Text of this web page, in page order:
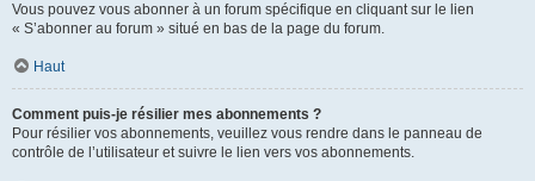
Vous pouvez vous abonner à un forum spécifique en cliquant sur le lien
« S’abonner au forum » situé en bas de la page du forum.
Haut
Comment puis-je résilier mes abonnements ?
Pour résilier vos abonnements, veuillez vous rendre dans le panneau de
contrôle de l’utilisateur et suivre le lien vers vos abonnements.